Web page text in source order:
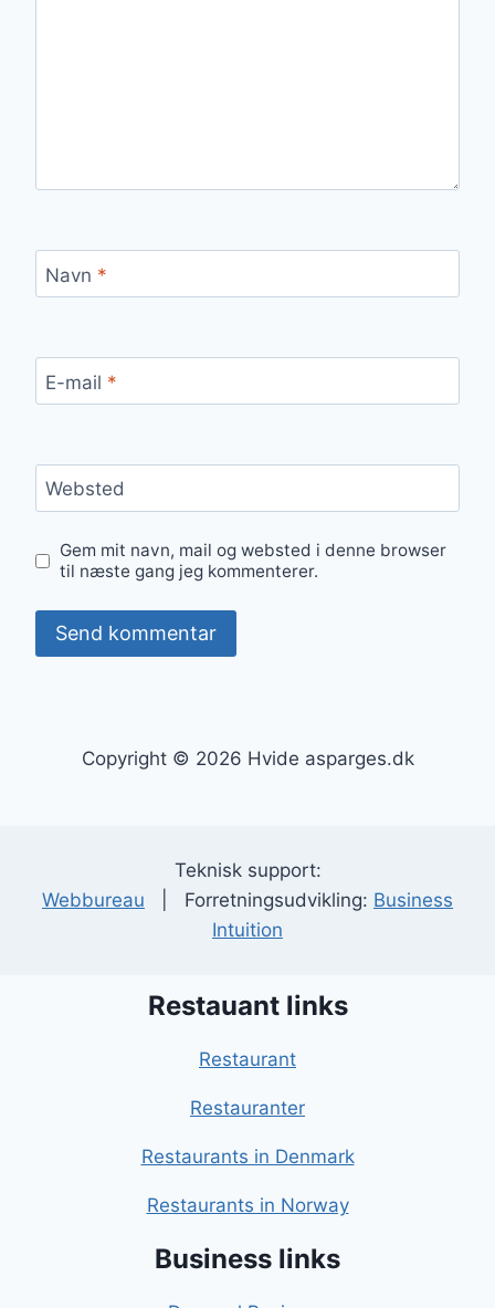
Navn *
E-mail *
Websted
Gem mit navn, mail og websted i denne browser
til næste gang jeg kommenterer.
Copyright © 2026 Hvide asparges.dk
Teknisk support:
Webbureau | Forretningsudvikling: Business
Intuition
Restauant links
Restaurant
Restauranter
Restaurants in Denmark
Restaurants in Norway
Business links